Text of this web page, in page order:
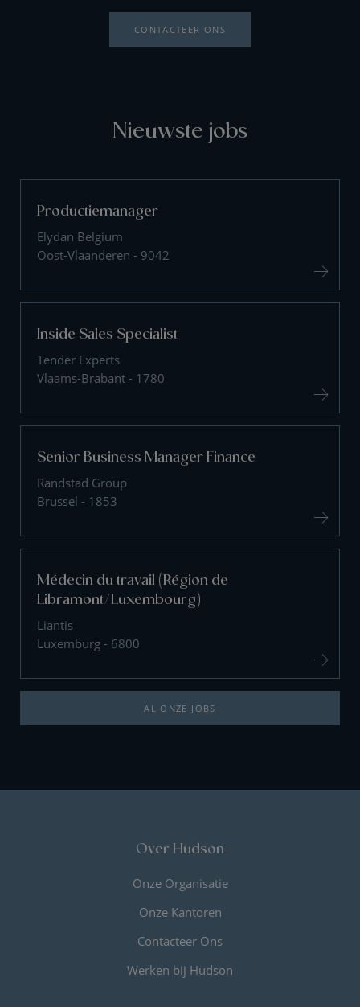
CONTACTEER ONS
Nieuwste jobs
Productiemanager
Elydan Belgium
Oost-Vlaanderen - 9042
Inside Sales Specialist
Tender Experts
Vlaams-Brabant - 1780
Senior Business Manager Finance
Randstad Group
Brussel - 1853
Médecin du travail (Région de
Libramont/Luxembourg)
Liantis
Luxemburg - 6800
AL ONZE JOBS
Over Hudson
Onze Organisatie
Onze Kantoren
Contacteer Ons
Werken bij Hudson